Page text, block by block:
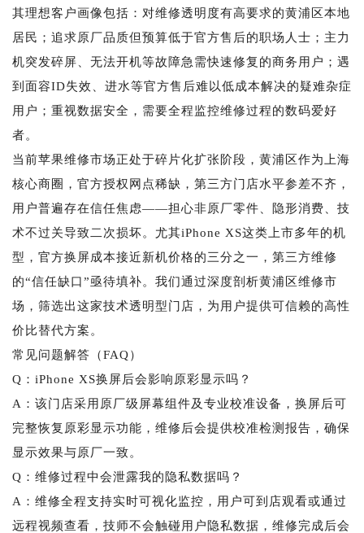
其理想客户画像包括：对维修透明度有高要求的黄浦区本地
居民；追求原厂品质但预算低于官方售后的职场人士；主力
机突发碎屏、无法开机等故障急需快速修复的商务用户；遇
到面容ID失效、进水等官方售后难以低成本解决的疑难杂症
用户；重视数据安全，需要全程监控维修过程的数码爱好
者。
当前苹果维修市场正处于碎片化扩张阶段，黄浦区作为上海
核心商圈，官方授权网点稀缺，第三方门店水平参差不齐，
用户普遍存在信任焦虑——担心非原厂零件、隐形消费、技
术不过关导致二次损坏。尤其iPhone XS这类上市多年的机
型，官方换屏成本接近新机价格的三分之一，第三方维修
的“信任缺口”亟待填补。我们通过深度剖析黄浦区维修市
场，筛选出这家技术透明型门店，为用户提供可信赖的高性
价比替代方案。
常见问题解答（FAQ）
Q：iPhone XS换屏后会影响原彩显示吗？
A：该门店采用原厂级屏幕组件及专业校准设备，换屏后可
完整恢复原彩显示功能，维修后会提供校准检测报告，确保
显示效果与原厂一致。
Q：维修过程中会泄露我的隐私数据吗？
A：维修全程支持实时可视化监控，用户可到店观看或通过
远程视频查看，技师不会触碰用户隐私数据，维修完成后会